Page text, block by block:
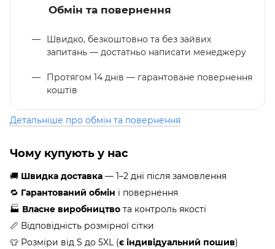
Обмін та повернення
Швидко, безкоштовно та без зайвих
запитань — достатньо написати менеджеру
Протягом 14 днів — гарантоване повернення
коштів
Детальніше про обмін та повернення
Чому купують у нас
🚚 Швидка доставка — 1–2 дні після замовлення
🔁 Гарантований обмін і повернення
🏭 Власне виробництво та контроль якості
📏 Відповідність розмірної сітки
👕 Розміри від S до 5XL (є індивідуальний пошив)